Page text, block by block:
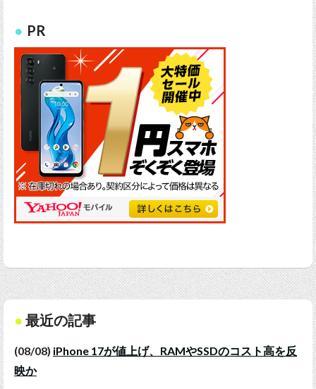
PR
最近の記事
(08/08) iPhone 17が値上げ、RAMやSSDのコスト高を反
映か